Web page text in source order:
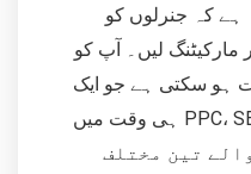
ہے کہ جنرلوں کو
لیں۔ آپ کو
سکتی ہے جو ایک
ہی وقت میں PPC، SEO، اور مواد کر سکے۔ ہر
تین مختلف